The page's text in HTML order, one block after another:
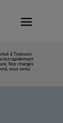
à Toulouse
rapidement
Nos chargés
vous serez